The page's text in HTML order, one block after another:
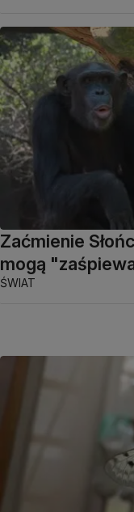
Zaćmienie
mogą
ŚWIAT